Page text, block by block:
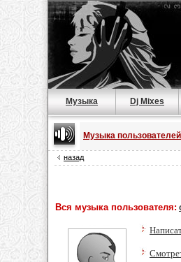
Музыка Dj Mixes
Музыка пользователей
назад
Вся музыка пользователя: